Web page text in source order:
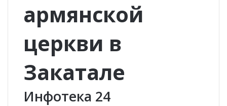
армянской
церкви в
Закатале
Инфотека 24